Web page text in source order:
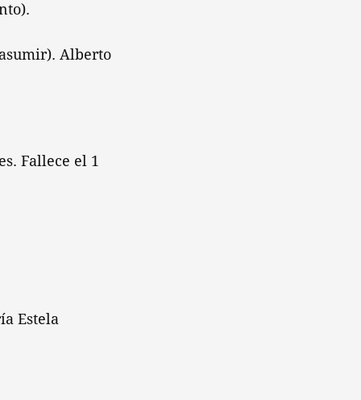
Alberto
Fallece el 1
Estela